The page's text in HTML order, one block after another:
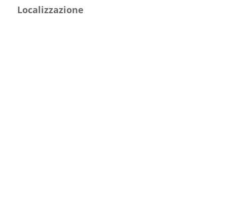
Localizzazione